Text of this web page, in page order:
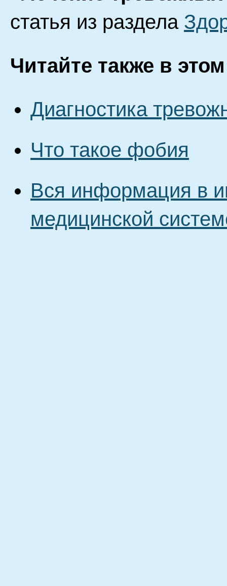
статья из раздела
Читайте также в
Диагностика
Что такое фобия
Вся информация в
медицинской